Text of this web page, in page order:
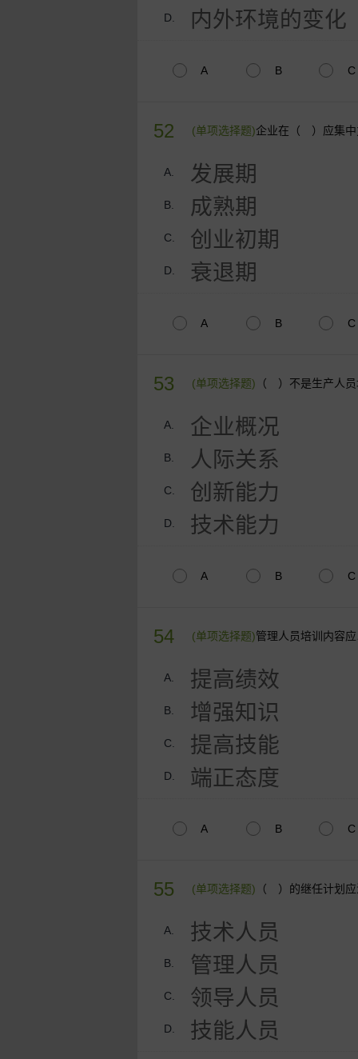
D. 内外环境的变化
A B C
52 (单项选择题)企业在（ ）应集中
A. 发展期
B. 成熟期
C. 创业初期
D. 衰退期
A B C
53 (单项选择题) （ ）不是生产人
A. 企业概况
B. 人际关系
C. 创新能力
D. 技术能力
A B C
54 (单项选择题)管理人员培训内容
A. 提高绩效
B. 增强知识
C. 提高技能
D. 端正态度
A B C
55 (单项选择题) （ ）的继任计划
A. 技术人员
B. 管理人员
C. 领导人员
D. 技能人员